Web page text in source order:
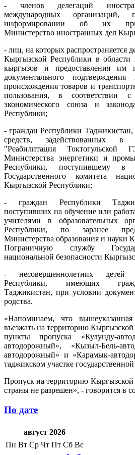
- членов делегаций
международных организаций,
информировании об их
Министерство иностранных дел
- лиц, на которых распространяется
Кыргызской Республики в области
кыргызов и предоставления им
документального
происхождения товаров и
пользования, в соответствии
экономического союза и
Республики;
- граждан Республики
средств, задействованных в
"Реабилитация Токтогульской
Министерства энергетики и
Республики, поступившему в
Государственного комитета
Кыргызской Республики;
- граждан Республики
поступивших на обучение или
учителями в образовательных
Республики, по заранее
Министерства образования и науки
Пограничную службу
национальной безопасности
- несовершеннолетних детей
Республики, имеющих
Таджикистан, при условии
родства.
«Напоминаем, что
въезжать на территорию Кыргызской
пункты пропуска «Кулунду-
автодорожный», «Кызыл-Бель-
автодорожный» и «Карамык-
таджикском участке
Пропуск на территорию Кыргызской
страны не разрешен», - говорится в
По дате
август 2026
Пн Вт Ср Чт Пт Сб Вс